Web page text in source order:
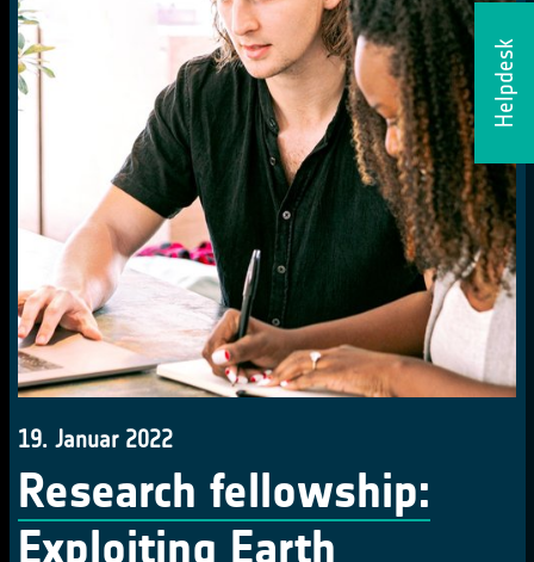
Helpdesk
19. Januar 2022
Research fellowship:
Exploiting Earth